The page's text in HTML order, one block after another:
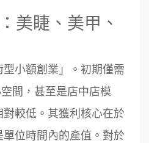
美睫、美甲、
小額創業」。初期僅需
間，甚至是店中店模
較低。其獲利核心在於
單位時間內的產值。對於